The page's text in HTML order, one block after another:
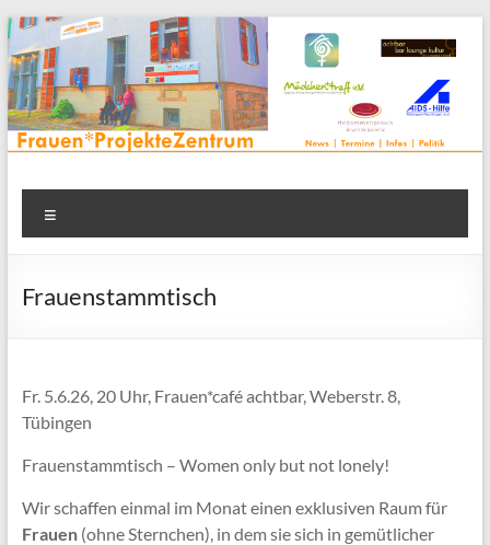
Zum
Inhalt
springen
Frauenprojektehaus wird
FrauenProjekteZentrum
Frauen* | Mädchen* | Projekte | Beratung | Veranstaltungen |
in einem Zentrum | Räume für alle | Projektarbeit | Begegnung
Frauenstammtisch
Fr. 5.6.26, 20 Uhr, Frauen*café achtbar, Weberstr. 8,
Tübingen
Frauenstammtisch – Women only but not lonely!
Wir schaffen einmal im Monat einen exklusiven Raum für
Frauen (ohne Sternchen), in dem sie sich in gemütlicher